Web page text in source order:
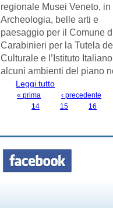
regionale Musei Veneto,
Archeologia, belle arti e
paesaggio per il Comune
Carabinieri per la Tutela
Culturale e l’Istituto
alcuni ambienti del piano
Leggi tutto
DICEMBRE
PAGINE
« prima
‹ precedente
14
15 16